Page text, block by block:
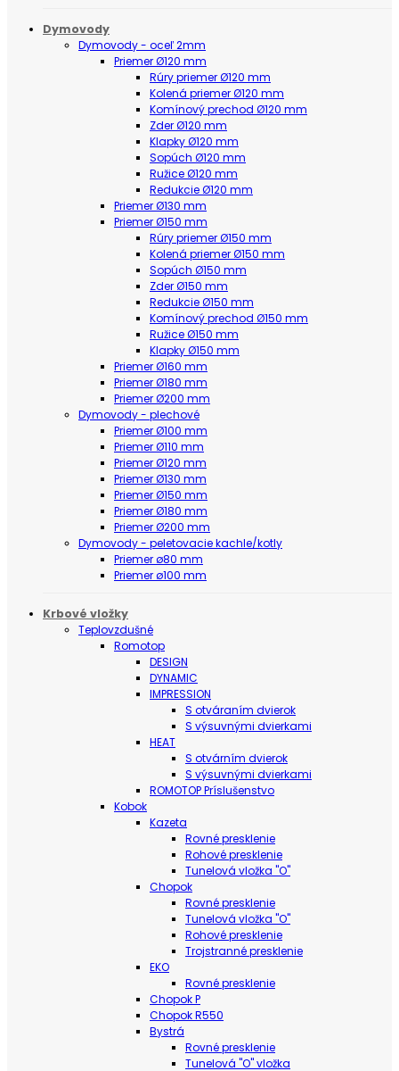
Dymovody
Dymovody - oceľ 2mm
Priemer Ø120 mm
Rúry priemer Ø120 mm
Kolená priemer Ø120 mm
Komínový prechod Ø120 mm
Zder Ø120 mm
Klapky Ø120 mm
Sopúch Ø120 mm
Ružice Ø120 mm
Redukcie Ø120 mm
Priemer Ø130 mm
Priemer Ø150 mm
Rúry priemer Ø150 mm
Kolená priemer Ø150 mm
Sopúch Ø150 mm
Zder Ø150 mm
Redukcie Ø150 mm
Komínový prechod Ø150 mm
Ružice Ø150 mm
Klapky Ø150 mm
Priemer Ø160 mm
Priemer Ø180 mm
Priemer Ø200 mm
Dymovody - plechové
Priemer Ø100 mm
Priemer Ø110 mm
Priemer Ø120 mm
Priemer Ø130 mm
Priemer Ø150 mm
Priemer Ø180 mm
Priemer Ø200 mm
Dymovody - peletovacie kachle/kotly
Priemer ø80 mm
Priemer ø100 mm
Krbové vložky
Teplovzdušné
Romotop
DESIGN
DYNAMIC
IMPRESSION
S otváraním dvierok
S výsuvnými dvierkami
HEAT
S otvárním dvierok
S výsuvnými dvierkami
ROMOTOP Príslušenstvo
Kobok
Kazeta
Rovné presklenie
Rohové presklenie
Tunelová vložka "O"
Chopok
Rovné presklenie
Tunelová vložka "O"
Rohové presklenie
Trojstranné presklenie
EKO
Rovné presklenie
Chopok P
Chopok R550
Bystrá
Rovné presklenie
Tunelová "O" vložka